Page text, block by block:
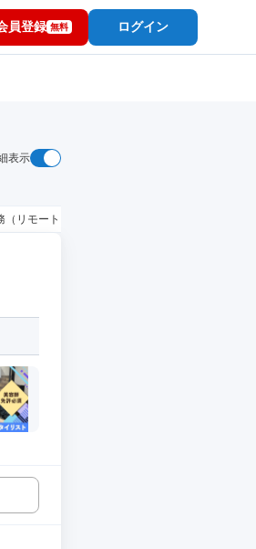
員登録 無料 ログイン
表示
（リモートワーク）OK